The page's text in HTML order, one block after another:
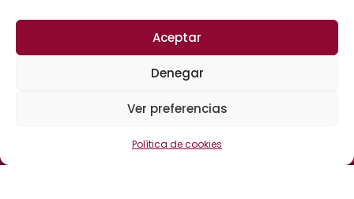
Aceptar
Denegar
Ver preferencias
Política de cookies
Calle Cervantes, 25
04700 El Ejido (Almería)
CANAL DE DENUNCIAS